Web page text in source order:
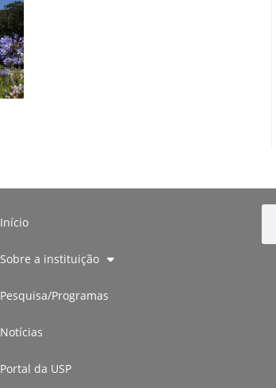
Início
Sobre a instituição
Pesquisa/Programas
Notícias
Portal da USP